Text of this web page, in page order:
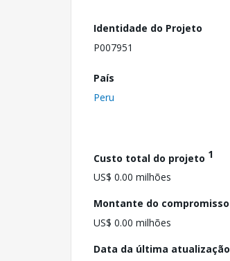
Identidade do Projeto
P007951
País
Peru
Custo total do projeto 1
US$ 0.00 milhões
Montante do compromisso
US$ 0.00 milhões
Data da última atualização